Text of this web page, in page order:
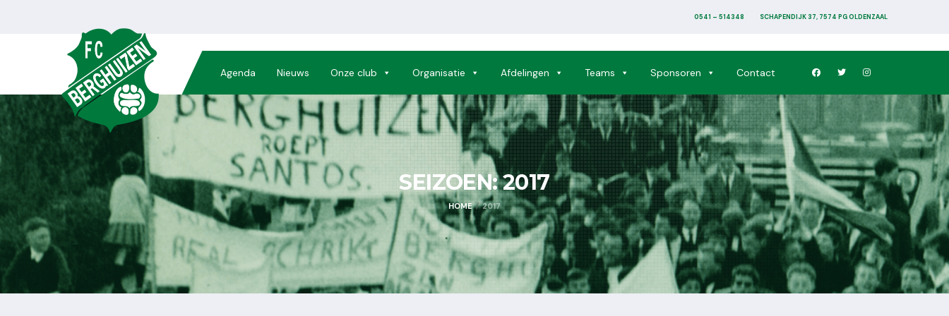
0541 – 514348 SCHAPENDIJK 37, 7574 PG OLDENZAAL
Agenda Nieuws Onze club Organisatie Afdelingen Teams Sponsoren Contact
SEIZOEN:2017
HOME 2017